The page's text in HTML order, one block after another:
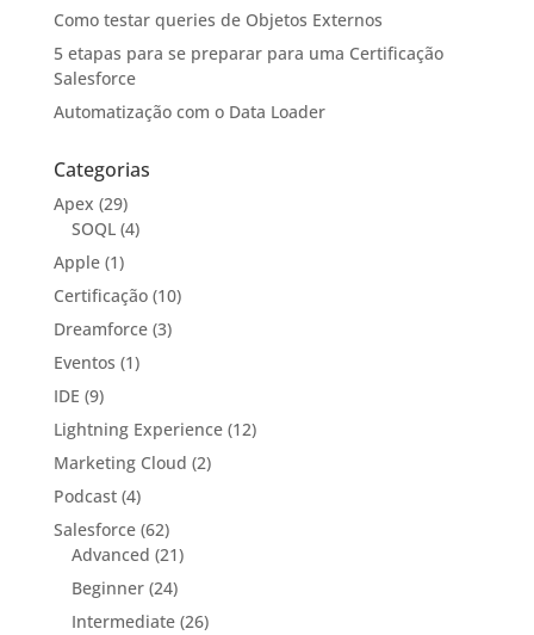
Como testar queries de Objetos Externos
5 etapas para se preparar para uma Certificação
Salesforce
Automatização com o Data Loader
Categorias
Apex (29)
SOQL(4)
Apple(1)
Certificação(10)
Dreamforce(3)
Eventos (1)
IDE (9)
Lightning Experience(12)
Marketing Cloud (2)
Podcast(4)
Salesforce(62)
Advanced (21)
Beginner(24)
Intermediate(26)